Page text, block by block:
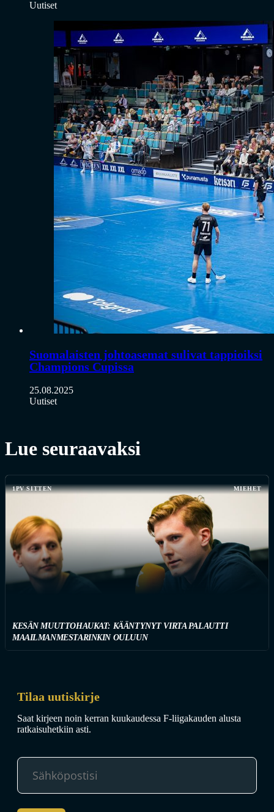
Uutiset
Suomalaisten johtoasemat sulivat tappioiksi
Champions Cupissa
25.08.2025
Uutiset
Lue seuraavaksi
1PV SITTEN MIEHET
KESÄN MUUTTOHAUKAT: KÄÄNTYNYT VIRTA PALAUTTI
MAAILMANMESTARINKIN OULUUN
Tilaa uutiskirje
Saat kirjeen noin kerran kuukaudessa F-liigakauden alusta
ratkaisuhetkiin asti.